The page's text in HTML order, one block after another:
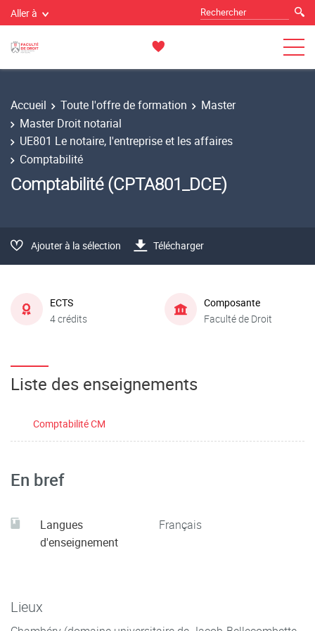
Aller à
Accueil Toute l'offre de formation
Master
Master Droit notarial
UE801 Le notaire, l'entreprise et les affaires
Comptabilité
Comptabilité (CPTA801_DCE)
Ajouter à la sélection Télécharger
ECTS
4 crédits
Composante
Faculté de Droit
Liste des enseignements
Comptabilité CM
En bref
Langues
d'enseignement
Français
Lieux